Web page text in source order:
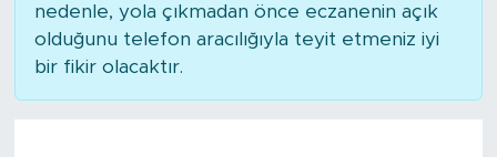
nedenle, yola çıkmadan önce eczanenin açık
olduğunu telefon aracılığıyla teyit etmeniz iyi
bir fikir olacaktır.
Politika